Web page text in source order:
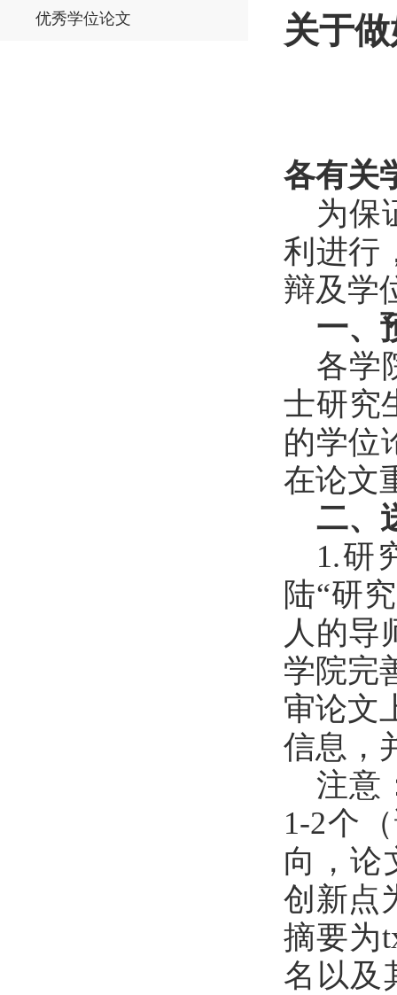
优秀学位论文 关于
各有关
为保
利进行
辩及学
一、
各学
士研究
的学位
在论文
二、
1.研
陆“研
人的导
学院完
审论文
信息，
注意
1-2个
向，论
创新点
摘要为
名以及